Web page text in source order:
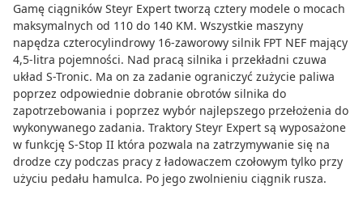
Gamę ciągników Steyr Expert tworzą cztery modele o mocach
maksymalnych od 110 do 140 KM. Wszystkie maszyny
napędza czterocylindrowy 16-zaworowy silnik FPT NEF mający
4,5-litra pojemności. Nad pracą silnika i przekładni czuwa
układ S-Tronic. Ma on za zadanie ograniczyć zużycie paliwa
poprzez odpowiednie dobranie obrotów silnika do
zapotrzebowania i poprzez wybór najlepszego przełożenia do
wykonywanego zadania. Traktory Steyr Expert są wyposażone
w funkcję S-Stop II która pozwala na zatrzymywanie się na
drodze czy podczas pracy z ładowaczem czołowym tylko przy
użyciu pedału hamulca. Po jego zwolnieniu ciągnik rusza.